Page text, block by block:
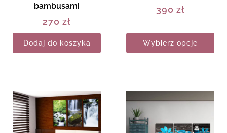
bambusami
270 zł
Dodaj do koszyka
390 zł
Wybierz opcje